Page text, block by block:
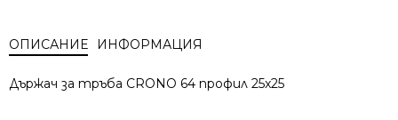
ОПИСАНИЕ ИНФОРМАЦИЯ
Държач за тръба CRONO 64 профил 25x25